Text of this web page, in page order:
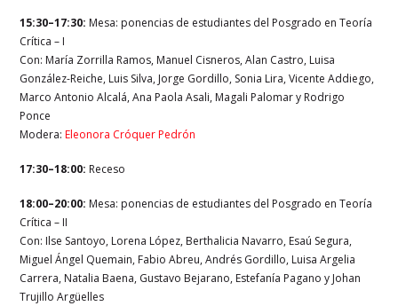
15:30–17:30: Mesa: ponencias de estudiantes del Posgrado en Teoría
Crítica – I
Con: María Zorrilla Ramos, Manuel Cisneros, Alan Castro, Luisa
González-Reiche, Luis Silva, Jorge Gordillo, Sonia Lira, Vicente Addiego,
Marco Antonio Alcalá, Ana Paola Asali, Magali Palomar y Rodrigo
Ponce
Modera:Eleonora Cróquer Pedrón
17:30–18:00: Receso
18:00–20:00: Mesa: ponencias de estudiantes del Posgrado en Teoría
Crítica – II
Con: Ilse Santoyo, Lorena López, Berthalicia Navarro, Esaú Segura,
Miguel Ángel Quemain, Fabio Abreu, Andrés Gordillo, Luisa Argelia
Carrera, Natalia Baena, Gustavo Bejarano, Estefanía Pagano y Johan
Trujillo Argüelles